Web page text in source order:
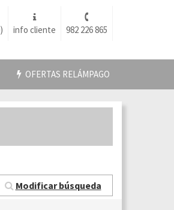
982 226 865
info cliente
)
OFERTAS RELÁMPAGO
Modificar búsqueda